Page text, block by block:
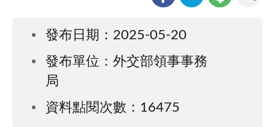
發布日期：2025-05-20
發布單位：外交部領事事務
局
資料點閱次數：16475